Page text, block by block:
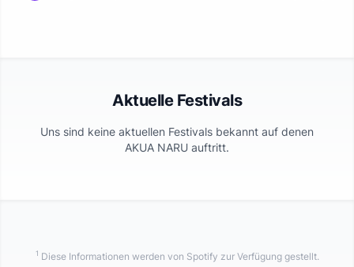
Aktuelle Festivals
Uns sind keine aktuellen Festivals bekannt auf denen
AKUA NARU auftritt.
1 Diese Informationen werden von Spotify zur Verfügung gestellt.